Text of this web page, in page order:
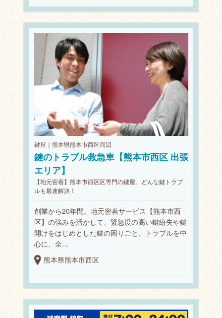
鍵屋｜熊本県熊本市西区周辺
鍵のトラブル救急車【熊本市西区 出張
エリア】
【地元密着】熊本市西区区専門の鍵屋。どんな鍵トラブ
ルも最速解決！
創業から20年間。地元密着サービス【熊本市西
区】の強みを活かして、緊急度の高い鍵紛失や鍵
開けをはじめとした鍵の困りごと、トラブルを中
心に、全…
熊本県熊本市西区